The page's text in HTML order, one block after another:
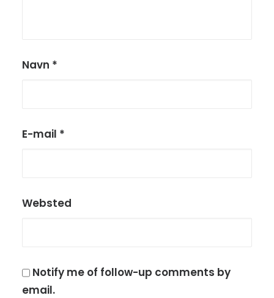
Navn *
E-mail *
Websted
Notify me of follow-up comments by
email.